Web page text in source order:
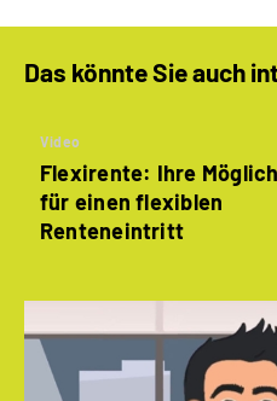
Das könnte Sie auch
Video
Flexirente: Ihre
für einen flexiblen
Renteneintritt